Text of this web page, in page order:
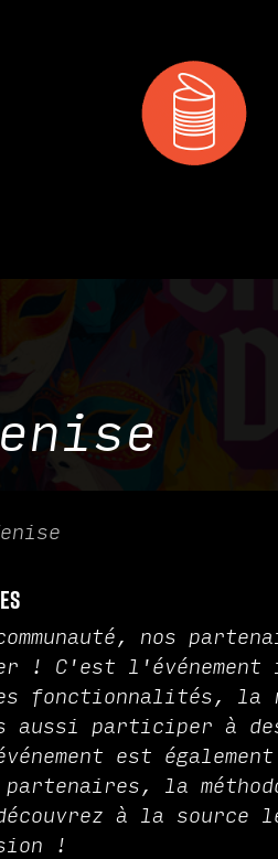
nos
! C'est l'événement
fonctionnalités, la
aussi participer à
est
la
à la source
!